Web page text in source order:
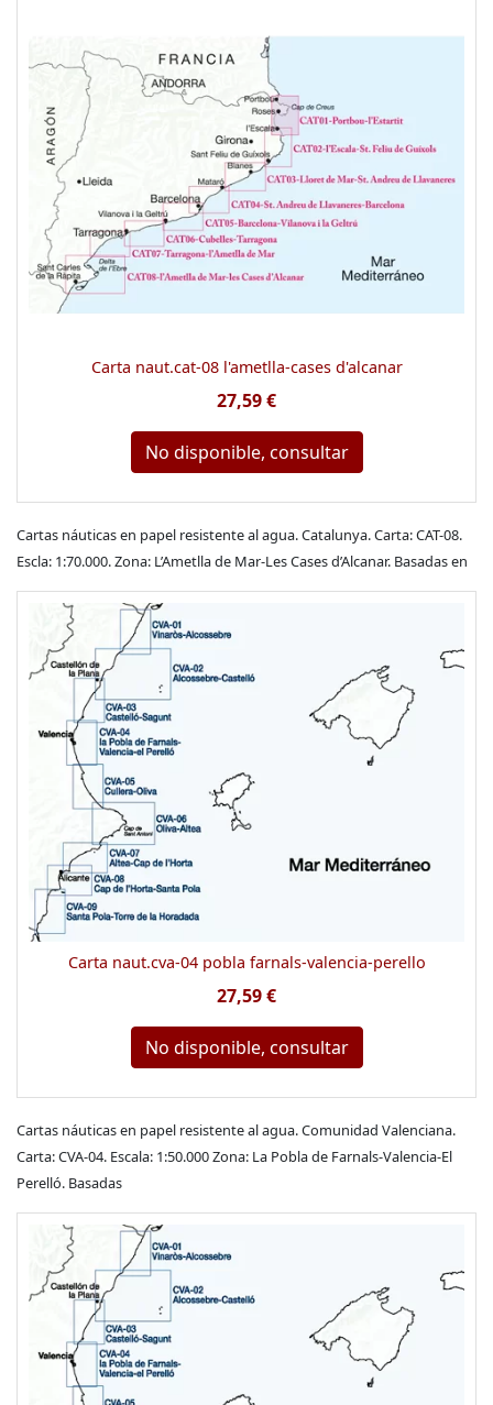
Carta naut.cat-08 l'ametlla-cases d'alcanar
27,59 €
No disponible, consultar
Cartas náuticas en papel resistente al agua. Catalunya. Carta: CAT-08.
Escla: 1:70.000. Zona: L’Ametlla de Mar-Les Cases d’Alcanar. Basadas en
Carta naut.cva-04 pobla farnals-valencia-perello
27,59 €
No disponible, consultar
Cartas náuticas en papel resistente al agua. Comunidad Valenciana.
Carta: CVA-04. Escala: 1:50.000 Zona: La Pobla de Farnals-Valencia-El
Perelló. Basadas